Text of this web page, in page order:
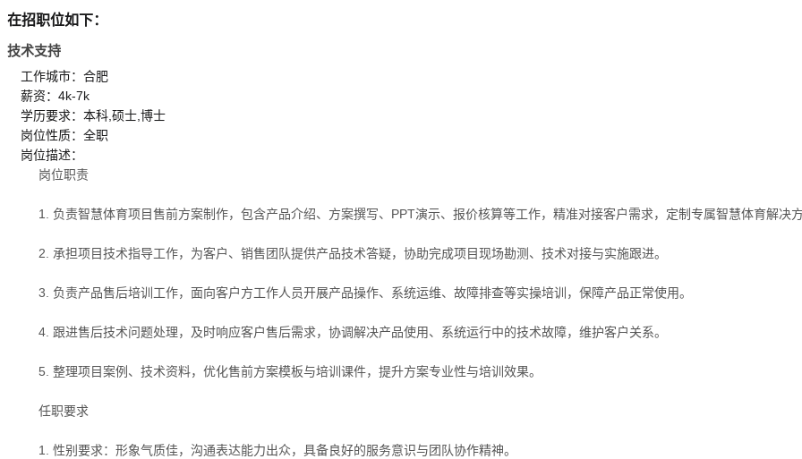
在招职位如下：
技术支持
工作城市：合肥
薪资：4k-7k
学历要求：本科,硕士,博士
岗位性质：全职
岗位描述：
岗位职责
1. 负责智慧体育项目售前方案制作，包含产品介绍、方案撰写、PPT演示、报价核算等工作，精准对接客户需求，定制专属智慧体育解决
2. 承担项目技术指导工作，为客户、销售团队提供产品技术答疑，协助完成项目现场勘测、技术对接与实施跟进。
3. 负责产品售后培训工作，面向客户方工作人员开展产品操作、系统运维、故障排查等实操培训，保障产品正常使用。
4. 跟进售后技术问题处理，及时响应客户售后需求，协调解决产品使用、系统运行中的技术故障，维护客户关系。
5. 整理项目案例、技术资料，优化售前方案模板与培训课件，提升方案专业性与培训效果。
任职要求
1. 性别要求：形象气质佳，沟通表达能力出众，具备良好的服务意识与团队协作精神。